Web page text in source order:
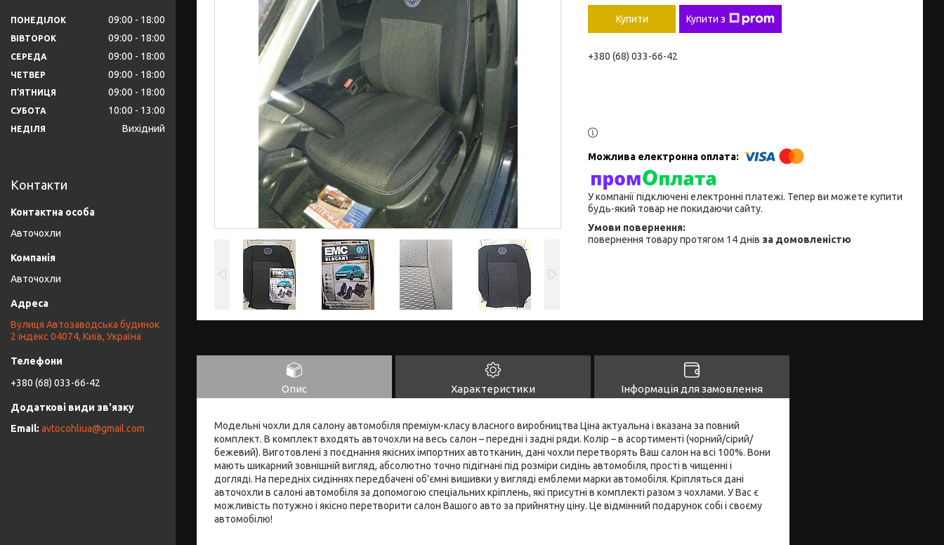
Купити Купити з
+380 (68) 033-66-42
У компанії підключені електронні платежі. Тепер ви можете купити
будь-який товар не покидаючи сайту.
повернення товару протягом 14 днів за домовленістю
Опис Характеристики Інформація для замовлення
Модельні чохли для салону автомобіля преміум-класу власного виробництва Ціна актуальна і вказана за повний
комплект. В комплект входять авточохли на весь салон – передні і задні ряди. Колір – в асортименті (чорний/сірий/
бежевий). Виготовлені з поєднання якісних імпортних автотканин, дані чохли перетворять Ваш салон на всі 100%. Вони
мають шикарний зовнішній вигляд, абсолютно точно підігнані під розміри сидінь автомобіля, прості в чищенні і
догляді. На передніх сидіннях передбачені об'ємні вишивки у вигляді емблеми марки автомобіля. Кріпляться дані
авточохли в салоні автомобіля за допомогою спеціальних кріплень, які присутні в комплекті разом з чохлами. У Вас є
можливість потужно і якісно перетворити салон Вашого авто за прийнятну ціну. Це відмінний подарунок собі і своєму
автомобілю!
ПОНЕДІЛОК 09:00 18:00
ВІВТОРОК 09:00 18:00
СЕРЕДА 09:00 18:00
ЧЕТВЕР 09:00 18:00
ПʼЯТНИЦЯ 09:00 18:00
СУБОТА 10:00 13:00
НЕДІЛЯ Вихідний
Контакти
Авточохли
Авточохли
Вулиця Автозаводська будинок
2 індекс 04074, Київ, Україна
+380 (68) 033-66-42
avtocohliua@gmail.com